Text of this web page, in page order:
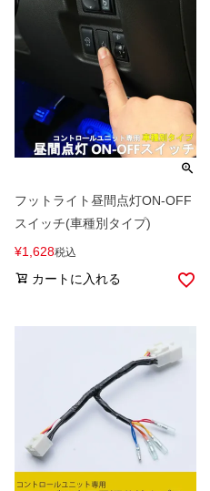
フットライト昼間点灯ON-OFF
スイッチ(車種別タイプ)
¥1,628税込
カートに入れる